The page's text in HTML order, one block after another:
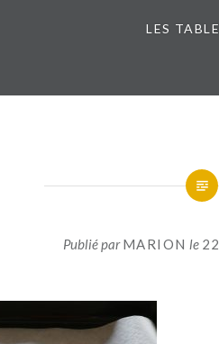
LES
Publié parMARION le